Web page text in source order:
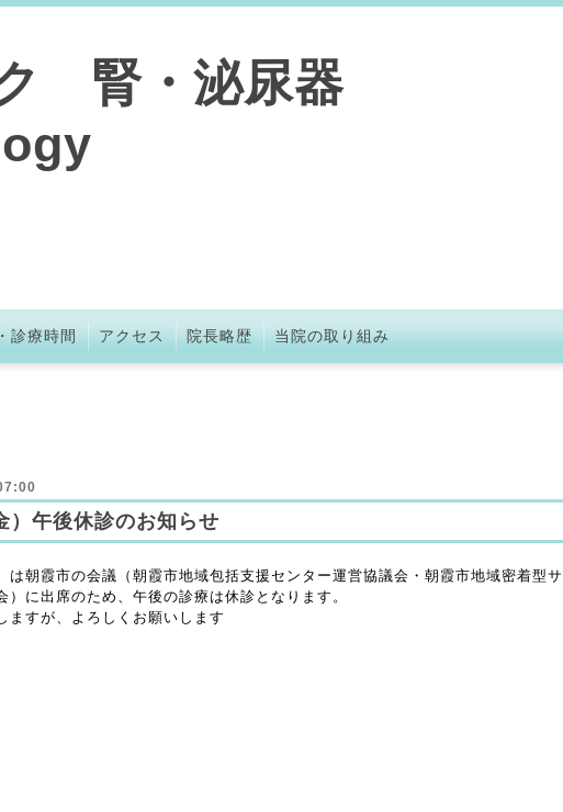
腎・泌尿器
診療時間 アクセス 院長略歴 当院の取り組み
）午後休診のお知らせ
は朝霞市の会議（朝霞市地域包括支援センター運営協議会・朝霞市地域密着型サ
）に出席のため、午後の診療は休診となります。
ますが、よろしくお願いします